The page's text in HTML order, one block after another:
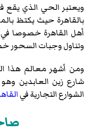
ويعتبر الحي الذي يقع
بالقاهرة حيث يكتظ
أهل القاهرة خصوصا في
وتناول وجبات السحور
ومن أشهر معالم هذا
شارع زين العابدين
الشوارع التجارية في